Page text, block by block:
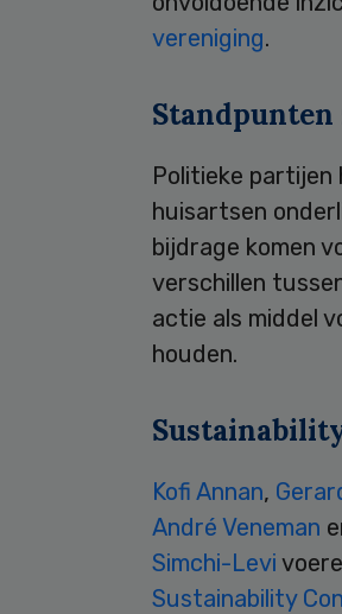
vereniging.
Standpunten
Politieke partijen
huisartsen
bijdrage komen
verschillen
actie als middel
houden.
Kofi Annan,
André Veneman
Simchi-Levi
Sustainability